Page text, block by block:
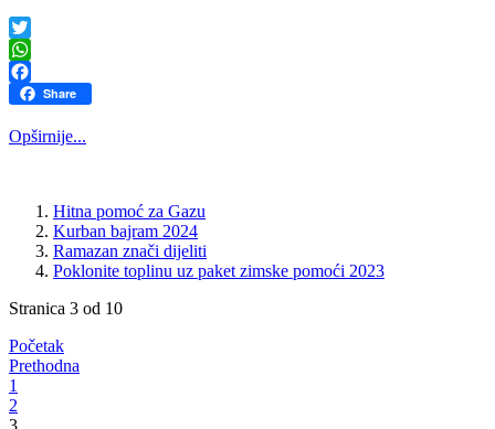
Twitter
WhatsApp
Facebook
Share
Opširnije...
Hitna pomoć za Gazu
Kurban bajram 2024
Ramazan znači dijeliti
Poklonite toplinu uz paket zimske pomoći 2023
Stranica 3 od 10
Početak
Prethodna
1
2